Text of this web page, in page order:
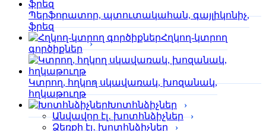
Պերֆորա­տոր, պտուտակահան, գայլիկոնիչ,
ֆրեզ
Հղկող-կտրող
գործիքներ
Կտրող, հղկող սկավառակ, խոզանակ,
հղկաթուղթ
Խոտհնձիչներ
Անվավոր էլ․ խոտհնձիչներ
Ձեռքի էլ․ խոտհնձիչներ